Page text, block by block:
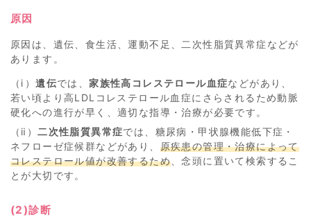
原因
原因は、遺伝、食生活、運動不足、二次性脂質異常症などが
あります。
（ⅰ）遺伝では、家族性高コレステロール血症などがあり、
若い頃より高LDLコレステロール血症にさらされるため動脈
硬化への進行が早く、適切な指導・治療が必要です。
（ⅱ）二次性脂質異常症では、糖尿病・甲状腺機能低下症・
ネフローゼ症候群などがあり、 原疾患の管理・治療によって
コレステロール値が改善するため 、念頭に置いて検索するこ
とが大切です。
(2)診断